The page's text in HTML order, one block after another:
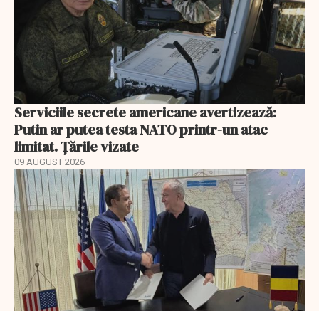
Serviciile secrete americane avertizează:
Putin ar putea testa NATO printr-un atac
limitat. Țările vizate
09 AUGUST 2026